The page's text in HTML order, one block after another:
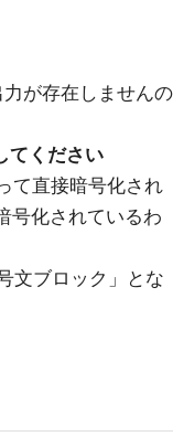
が存在しませんの
てください
て直接暗号化され
号化されているわ
文ブロック」とな